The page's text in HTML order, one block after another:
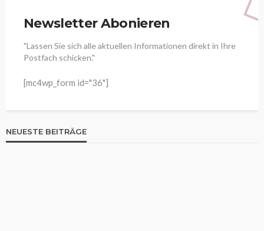
Newsletter Abonieren
"Lassen Sie sich alle aktuellen Informationen direkt in Ihre
Postfach schicken."
[mc4wp_form id="36"]
NEUESTE BEITRÄGE